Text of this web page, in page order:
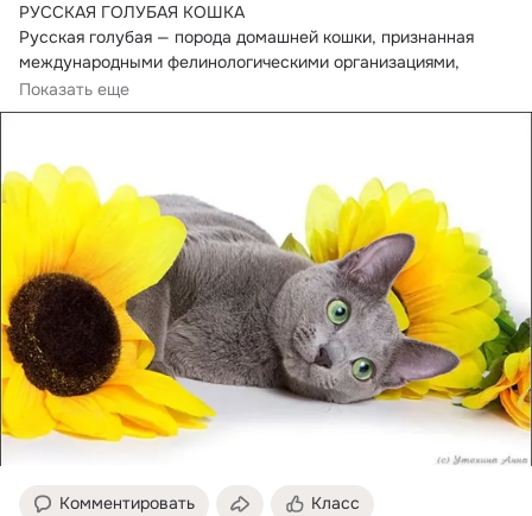
РУССКАЯ ГОЛУБАЯ КОШКА
Русская голубая — порода домашней кошки, признанная
международными фелинологическими организациями,
которая стала...
Показать еще
Комментировать Класс